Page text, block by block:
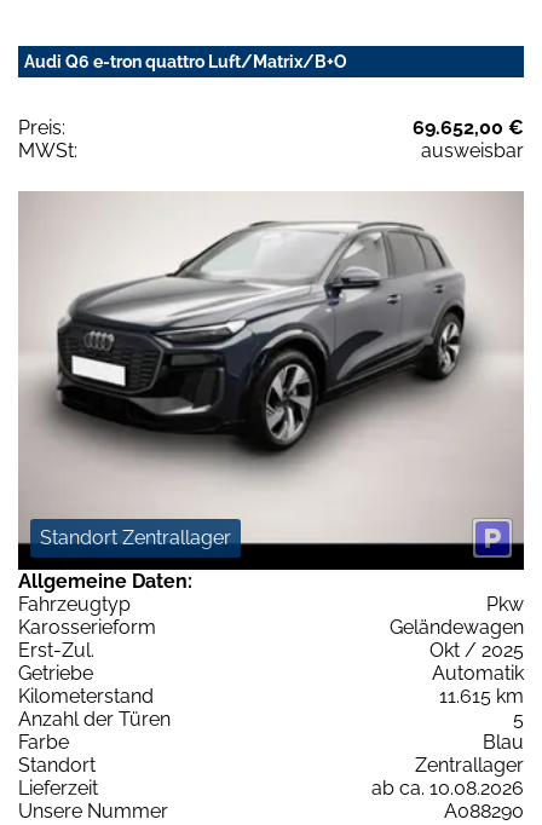
Audi Q6 e-tron quattro Luft/Matrix/B+O
Preis:
69.652,00 €
MWSt:
ausweisbar
Standort Zentrallager
Allgemeine Daten:
Fahrzeugtyp
Pkw
Karosserieform
Geländewagen
Erst-Zul.
Okt / 2025
Getriebe
Automatik
Kilometerstand
11.615 km
Anzahl der Türen
5
Farbe
Blau
Standort
Zentrallager
Lieferzeit
ab ca. 10.08.2026
Unsere Nummer
A088290